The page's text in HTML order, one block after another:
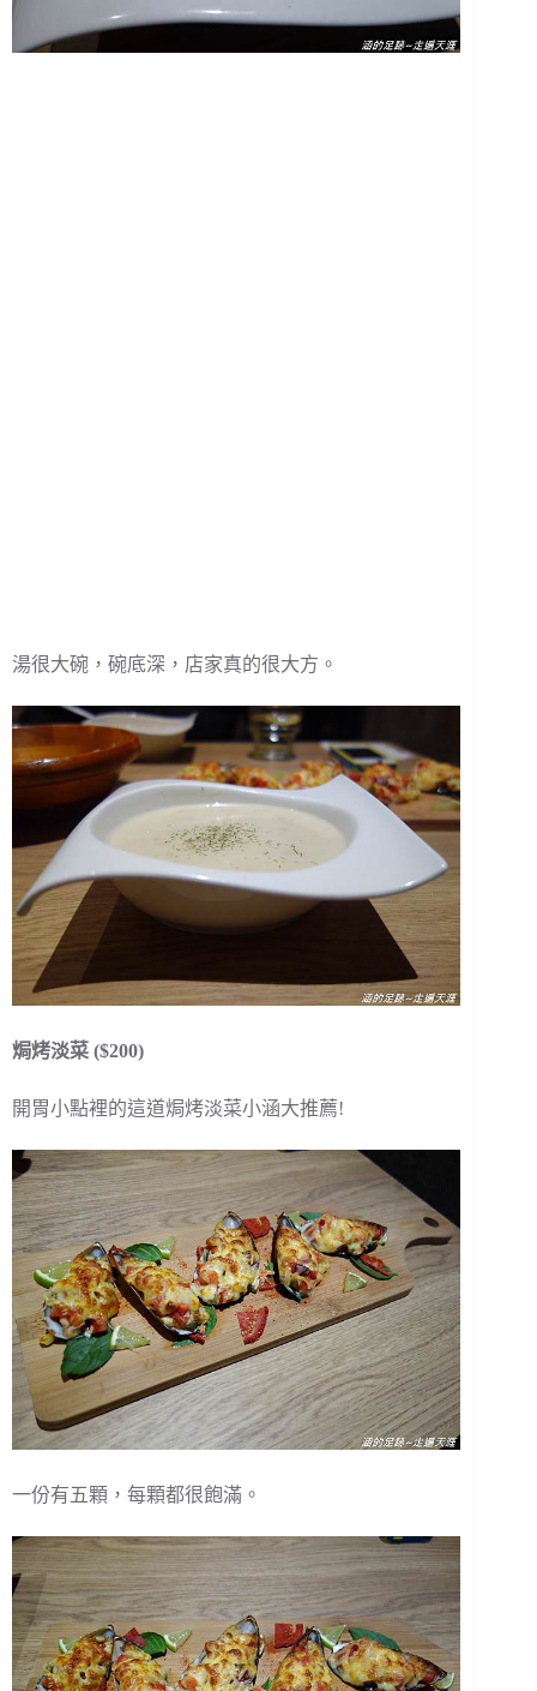
湯很大碗，碗底深，店家真的很大方。
焗烤淡菜 ($200)
開胃小點裡的這道焗烤淡菜小涵大推薦!
一份有五顆，每顆都很飽滿。